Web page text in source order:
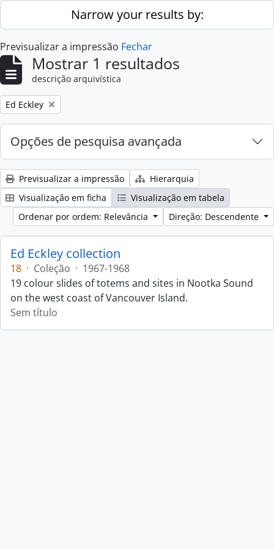
Skip to main contentNarrow your results by:
Previsualizar a impressão Fechar
Mostrar 1 resultados
descrição arquivística
Remove filter:
Ed Eckley
Opções de pesquisa avançada
Previsualizar a impressão
Hierarquia
Visualização em ficha
Visualização em tabela
Ordenar por ordem: Relevância
Direção: Descendente
Ed Eckley collection
18 · Coleção · 1967-1968
19 colour slides of totems and sites in Nootka Sound
on the west coast of Vancouver Island.
Sem título